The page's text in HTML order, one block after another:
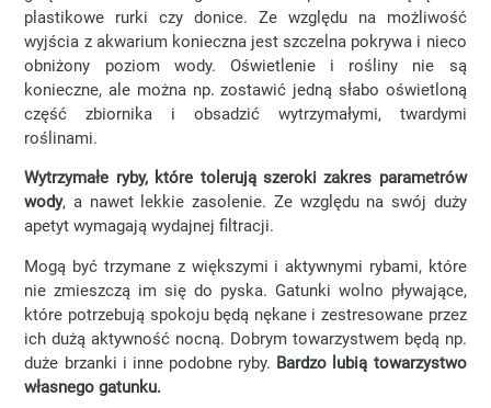
plastikowe rurki czy donice. Ze względu na możliwość
wyjścia z akwarium konieczna jest szczelna pokrywa i nieco
obniżony poziom wody. Oświetlenie i rośliny nie są
konieczne, ale można np. zostawić jedną słabo oświetloną
część zbiornika i obsadzić wytrzymałymi, twardymi
roślinami.
Wytrzymałe ryby, które tolerują szeroki zakres parametrów
wody, a nawet lekkie zasolenie. Ze względu na swój duży
apetyt wymagają wydajnej filtracji.
Mogą być trzymane z większymi i aktywnymi rybami, które
nie zmieszczą im się do pyska. Gatunki wolno pływające,
które potrzebują spokoju będą nękane i zestresowane przez
ich dużą aktywność nocną. Dobrym towarzystwem będą np.
duże brzanki i inne podobne ryby. Bardzo lubią towarzystwo
własnego gatunku.